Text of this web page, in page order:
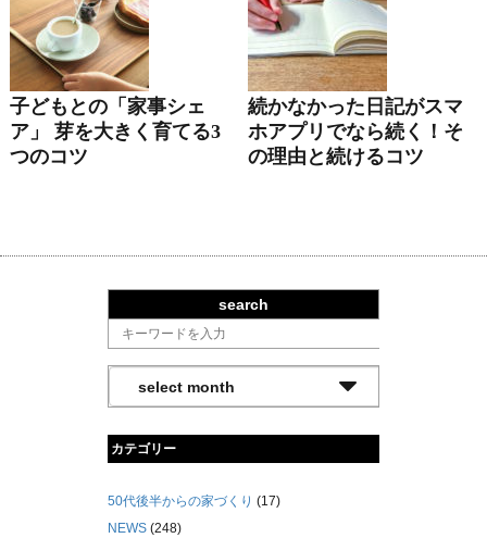
子どもとの「家事シェ
ア」 芽を大きく育てる3
つのコツ
続かなかった日記がスマ
ホアプリでなら続く！そ
の理由と続けるコツ
search
カテゴリー
50代後半からの家づくり (17)
NEWS (248)